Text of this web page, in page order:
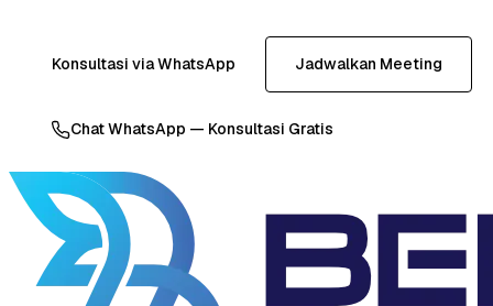
Konsultasi via WhatsApp Jadwalkan Meeting
Chat WhatsApp — Konsultasi Gratis